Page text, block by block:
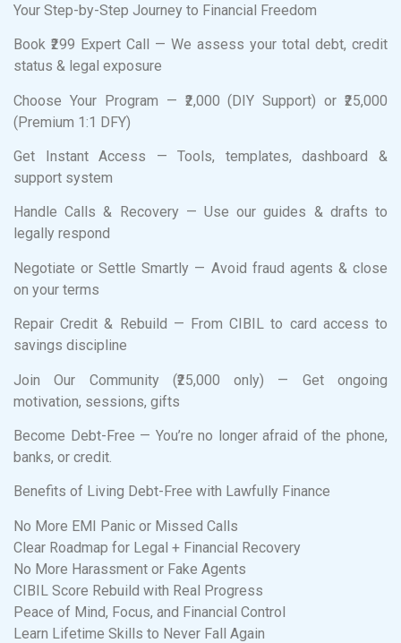
Your Step-by-Step Journey to Financial Freedom
Book ₹299 Expert Call — We assess your total debt, credit
status & legal exposure
Choose Your Program — ₹2,000 (DIY Support) or ₹25,000
(Premium 1:1 DFY)
Get Instant Access — Tools, templates, dashboard &
support system
Handle Calls & Recovery — Use our guides & drafts to
legally respond
Negotiate or Settle Smartly — Avoid fraud agents & close
on your terms
Repair Credit & Rebuild — From CIBIL to card access to
savings discipline
Join Our Community (₹25,000 only) — Get ongoing
motivation, sessions, gifts
Become Debt-Free — You’re no longer afraid of the phone,
banks, or credit.
Benefits of Living Debt-Free with Lawfully Finance
No More EMI Panic or Missed Calls
Clear Roadmap for Legal + Financial Recovery
No More Harassment or Fake Agents
CIBIL Score Rebuild with Real Progress
Peace of Mind, Focus, and Financial Control
Learn Lifetime Skills to Never Fall Again